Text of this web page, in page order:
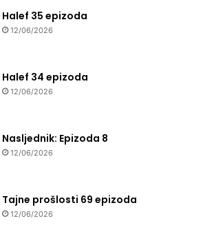
Halef 35 epizoda
12/06/2026
Halef 34 epizoda
12/06/2026
Nasljednik: Epizoda 8
12/06/2026
Tajne prošlosti 69 epizoda
12/06/2026